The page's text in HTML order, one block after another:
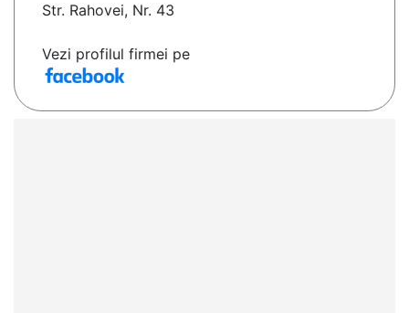
Str. Rahovei, Nr. 43
Vezi profilul firmei pe